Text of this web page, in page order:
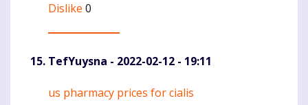
Dislike 0
TefYuysna - 2022-02-12 - 19:11
Komentaras
us pharmacy prices for cialis